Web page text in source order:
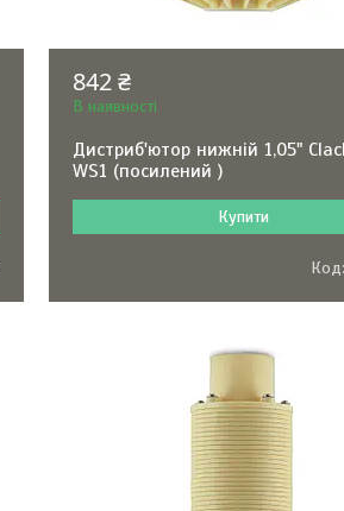
842 ₴
В наявності
Дистриб'ютор нижній 1,05"
WS1 (посилений )
Купити